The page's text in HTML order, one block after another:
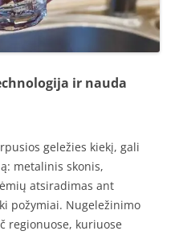
ir nauda
geležies kiekį, gali
metalinis skonis,
atsiradimas ant
požymiai. Nugeležinimo
regionuose, kuriuose